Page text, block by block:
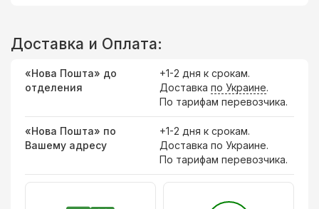
Доставка и Оплата:
«Нова Пошта» до
отделения
+1-2 дня к срокам.
Доставка по Украине.
По тарифам перевозчика.
«Нова Пошта» по
Вашему адресу
+1-2 дня к срокам.
Доставка по Украине.
По тарифам перевозчика.